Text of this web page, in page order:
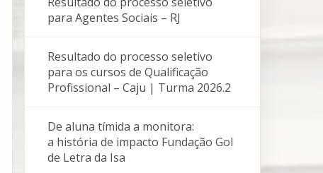
para Agentes Sociais – RJ
Resultado do processo seletivo
para os cursos de Qualificação
Profissional – Caju | Turma 2026.2
De aluna tímida a monitora:
a história de impacto Fundação Gol
de Letra da Isa